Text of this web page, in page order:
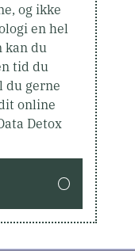
og ikke
en hel
kan du
tid du
du gerne
online
Detox